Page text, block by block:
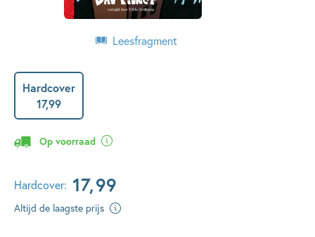
Leesfragment
Hardcover
17,99
Op voorraad
Hardcover: 17,99
Altijd de laagste prijs